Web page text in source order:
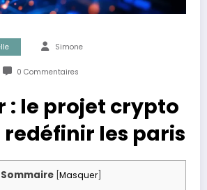
Simone
0 Commentaires
: le projet crypto
les paris
Sommaire Masquer]